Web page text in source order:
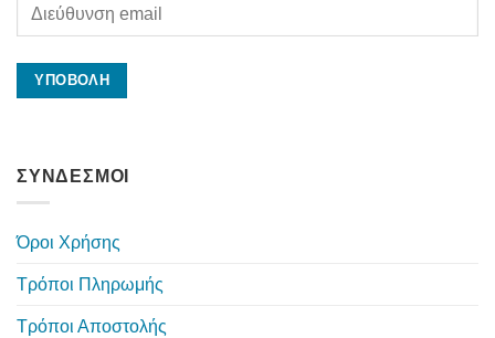
ΣΥΝΔΕΣΜΟΙ
Όροι Χρήσης
Τρόποι Πληρωμής
Τρόποι Αποστολής